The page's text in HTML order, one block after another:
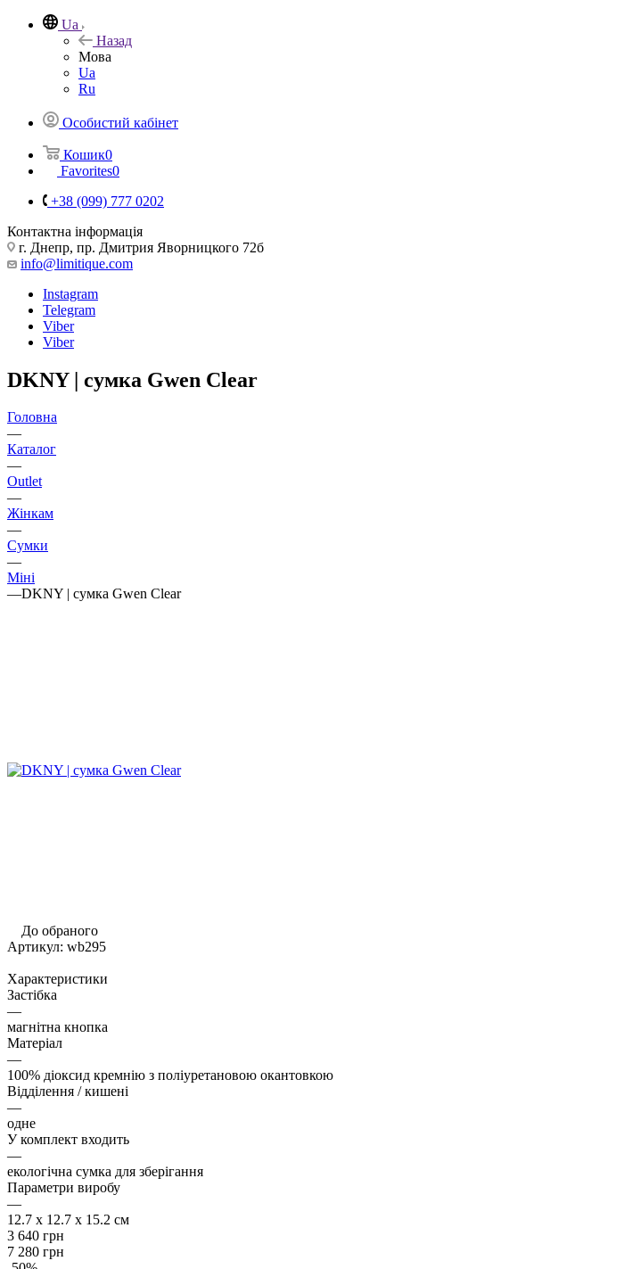
Ua
Назад
Мова
Ua
Ru
Особистий кабінет
Кошик0
Favorites0
+38 (099) 777 0202
Контактна інформація
г. Днепр, пр. Дмитрия Яворницкого 72б
info@limitique.com
Instagram
Telegram
Viber
Viber
DKNY | сумка Gwen Clear
Головна
—
Каталог
—
Outlet
—
Жінкам
—
Сумки
—
Міні
—DKNY | сумка Gwen Clear
До обраного
Артикул: wb295
Характеристики
Застібка
—
магнітна кнопка
Матеріал
—
100% діоксид кремнію з поліуретановою окантовкою
Відділення / кишені
—
одне
У комплект входить
—
екологічна сумка для зберігання
Параметри виробу
—
12.7 x 12.7 x 15.2 см
3 640 грн
7 280 грн